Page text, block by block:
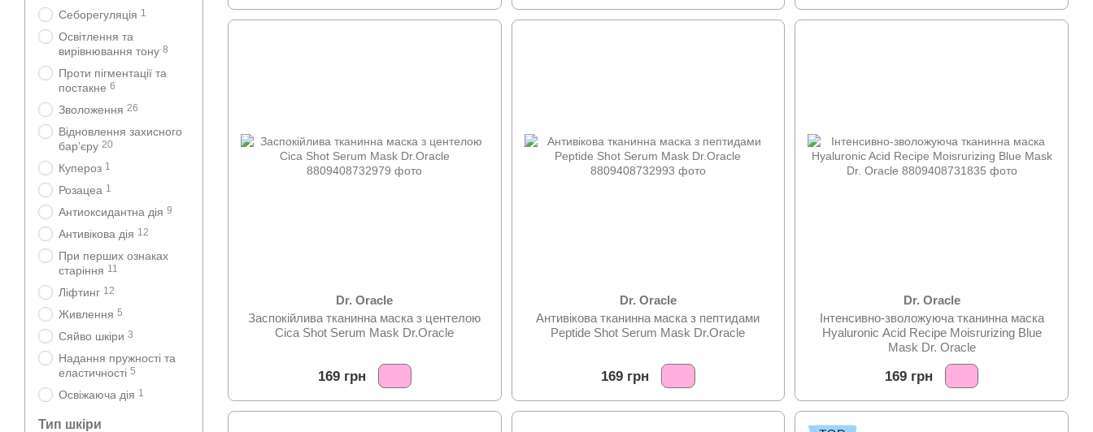
Dr. Oracle
Заспокійлива тканинна маска з центелою
Cica Shot Serum Mask Dr.Oracle
169 грн
Dr. Oracle
Антивікова тканинна маска з пептидами
Peptide Shot Serum Mask Dr.Oracle
169 грн
Dr. Oracle
Інтенсивно-зволожуюча тканинна маска
Hyaluronic Acid Recipe Moisrurizing Blue
Mask Dr. Oracle
169 грн
Себорегуляція 1
Освітлення та
вирівнювання тону 8
Проти пігментації та
постакне 6
Зволоження 26
Відновлення захисного
барʼєру 20
Купероз 1
Розацеа 1
Антиоксидантна дія 9
Антивікова дія 12
При перших ознаках
старіння 11
Ліфтинг 12
Живлення 5
Сяйво шкіри 3
Надання пружності та
еластичності 5
Освіжаюча дія 1
Тип шкіри